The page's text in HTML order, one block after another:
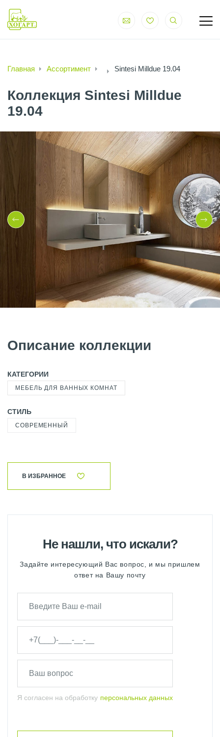
Главная Ассортимент Sintesi Milldue 19.04
Коллекция Sintesi Milldue
19.04
Описание коллекции
КАТЕГОРИИ
МЕБЕЛЬ ДЛЯ ВАННЫХ КОМНАТ
СТИЛЬ
СОВРЕМЕННЫЙ
В ИЗБРАННОЕ
Не нашли, что искали?
Задайте интересующий Вас вопрос, и мы пришлем
ответ на Вашу почту
Я согласен на обработку персональных данных